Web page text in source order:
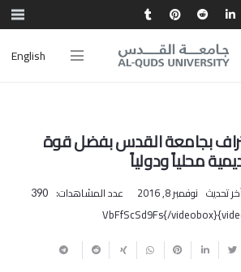
English
بجامعة القدس بفضل قوة
محلياً ودولياً
تحديث نوفمبر 8, 2016 عدد المشاهدات: 390